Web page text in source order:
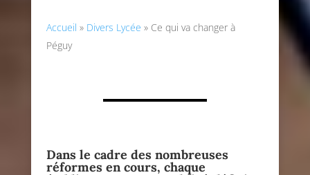
Accueil » Divers Lycée » Ce qui va changer à
Péguy
Dans le cadre des nombreuses
réformes en cours, chaque